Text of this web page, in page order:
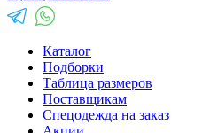
Каталог
Подборки
Таблица размеров
Поставщикам
Спецодежда на заказ